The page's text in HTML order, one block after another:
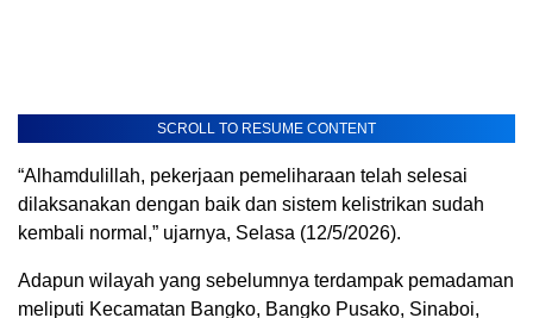
SCROLL TO RESUME CONTENT
“Alhamdulillah, pekerjaan pemeliharaan telah selesai
dilaksanakan dengan baik dan sistem kelistrikan sudah
kembali normal,” ujarnya, Selasa (12/5/2026).
Adapun wilayah yang sebelumnya terdampak pemadaman
meliputi Kecamatan Bangko, Bangko Pusako, Sinaboi,